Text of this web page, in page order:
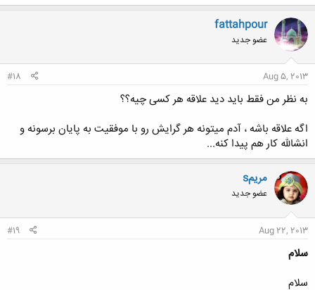
fattahpour
عضو جدید
Aug 5, 2013
#18
به نظر من فقط باید دید علاقه هر کسی چیه؟؟
اگه علاقه باشه ، آدم میتونه هر گرایش رو با موفقیت به پایان برسونه و
انشالله کار هم پیدا کنه...
مریمs
عضو جدید
Aug 22, 2013
#19
سلام
سلام